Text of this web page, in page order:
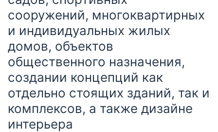
сооружений, многоквартирных
и индивидуальных жилых
домов, объектов
общественного назначения,
создании концепций как
отдельно стоящих зданий, так и
комплексов, а также дизайне
интерьера